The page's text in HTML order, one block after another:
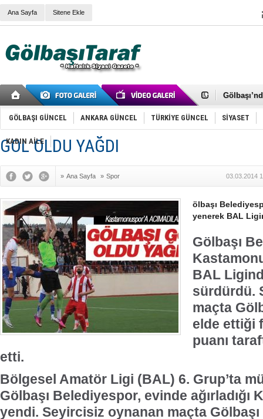
Ana Sayfa Sitene Ekle
Cemal
Samet
FAİZ
Mikail
Gölbaşı
İNCEK
GÖLBAŞI GÜNCEL ANKARA GÜNCEL TÜRKİYE GÜNCEL SİYASET
KADIN AİLE
GOL OLDU YAĞDI
» Ana Sayfa » Spor 03.03.2014
ölbaşı
yenerek BAL
Gölbaşı
BAL
sürdürdü.
maçta
elde ettiği
puanı
etti.
Bölgesel Amatör Ligi (BAL) 6. Grup’ta
Gölbaşı Belediyespor, evinde ağırladığı
yendi. Seyircisiz oynanan maçta